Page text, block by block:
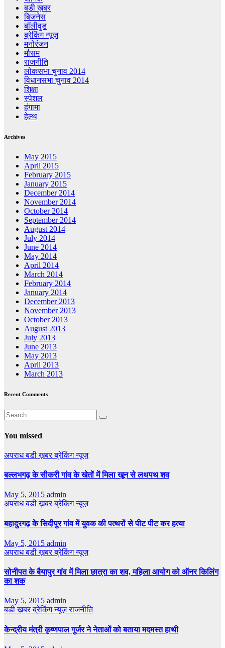
बडी ख़बर
बिजनेस
बॉलीवुड
ब्रेकिंग न्यूज़
मनोरंजन
मौसम
राजनीति
लोकसभा चुनाव 2014
विधानसभा चुनाव 2014
शिक्षा
स्पेशल
हंगामा
हेल्थ
Archives
May 2015
April 2015
February 2015
January 2015
December 2014
November 2014
October 2014
September 2014
August 2014
July 2014
June 2014
May 2014
April 2014
March 2014
February 2014
January 2014
December 2013
November 2013
October 2013
August 2013
July 2013
June 2013
May 2013
April 2013
March 2013
Recent Comments
You missed
अपराधबडी ख़बरब्रेकिंग न्यूज़
बल्लभगढ़ के सीकरी गांव के खेतों में मिला खून से लथपथ शव
May 5, 2015 admin
अपराधबडी ख़बरब्रेकिंग न्यूज़
बहादुरगढ़ के सिदीपुर गांव में युवक की पत्थरों से पीट पीट कर हत्या
May 5, 2015 admin
अपराधबडी ख़बरब्रेकिंग न्यूज़
सोनीपत के बैयापुर गांव में मिला छात्रा का शव, महिला आयोग को ऑनर किलिंग
का शक
May 5, 2015 admin
बडी ख़बरब्रेकिंग न्यूज़राजनीति
केन्द्रीय मंत्री कृष्णपाल गुर्जर ने नेताओं को बताया मदमस्त हाथी